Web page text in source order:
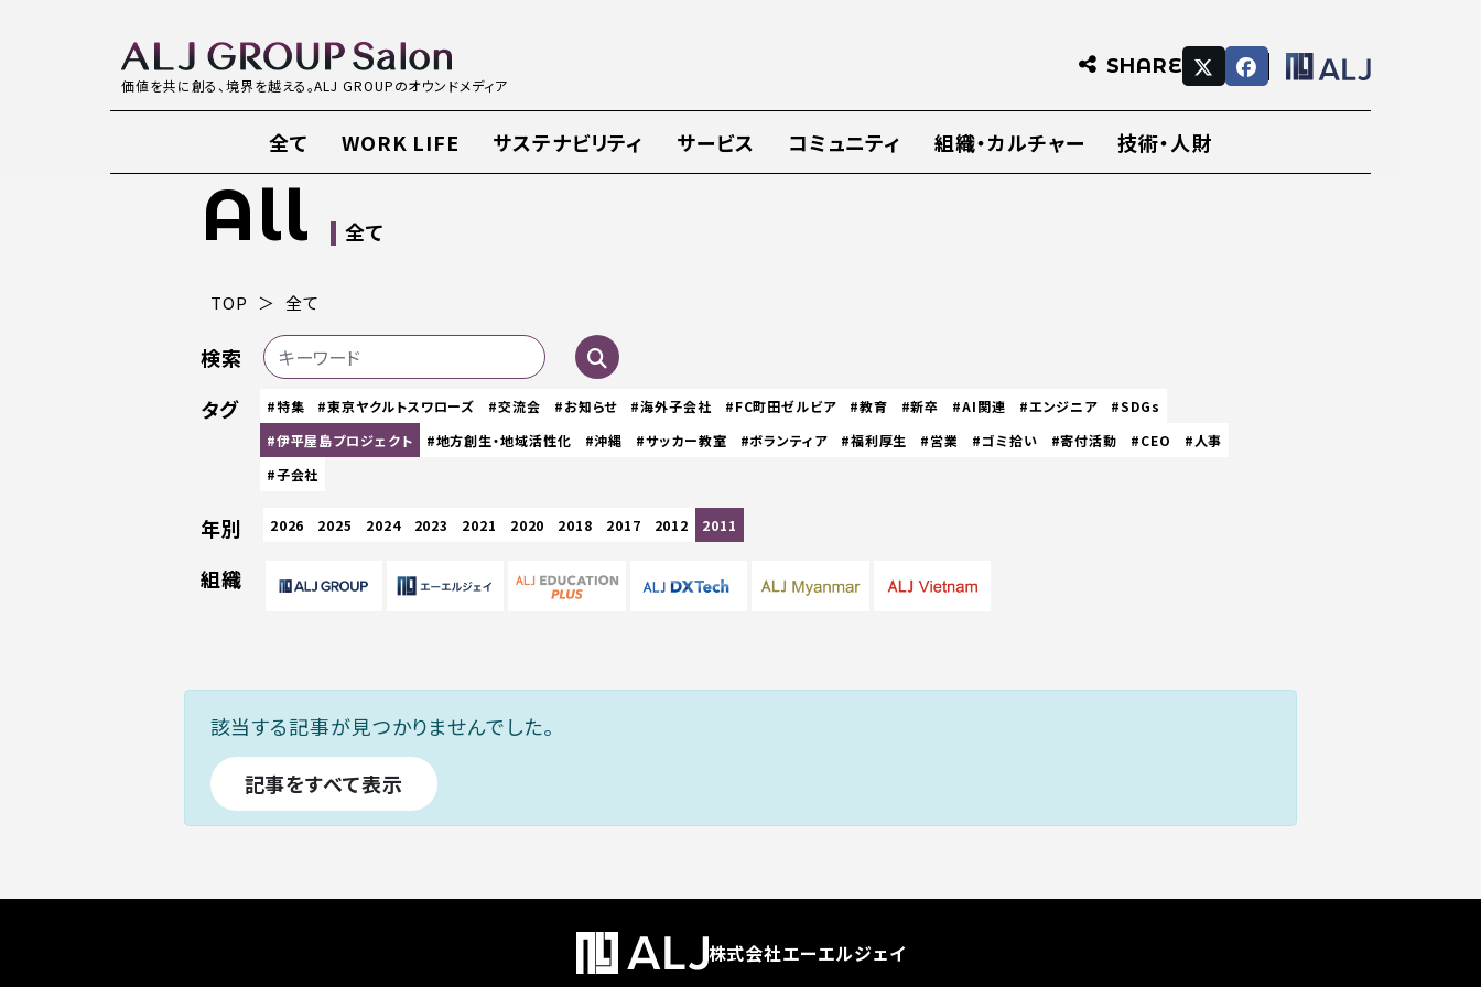
価値を共に創る、境界を越える。ALJ GROUPのオウンドメディア
SHARE
全て WORK LIFE サステナビリティ サービス コミュニティ 組織・カルチャー 技術・人財
All 全て
TOP 全て
検索
タグ
#特集 #東京ヤクルトスワローズ #交流会 #お知らせ #海外子会社 #FC町田ゼルビア #教育 #新卒 #AI関連 #エンジニア
#SDGs
#伊平屋島プロジェクト
#地方創生・地域活性化 #沖縄 #サッカー教室 #ボランティア #福利厚生 #営業 #ゴミ拾い #寄付活動 #CEO
#人事
#子会社
年別 2026 2025 2024 2023 2021 2020 2018 2017 2012 2011
組織
該当する記事が見つかりませんでした。
記事をすべて表示
株式会社エーエルジェイ